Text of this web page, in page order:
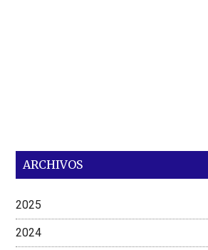
ARCHIVOS
2025
2024